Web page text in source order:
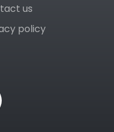
us
policy